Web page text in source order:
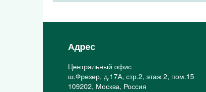
Адрес
Центральный офис
ш.Фрезер, д.17А, стр.2, этаж 2, пом.15
109202, Москва, Россия